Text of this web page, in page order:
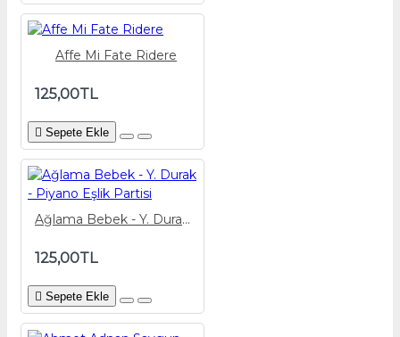
Affe Mi Fate Ridere
125,00TL
Sepete Ekle
Ağlama Bebek - Y. Durak - Piyano Eşlik Partisi
125,00TL
Sepete Ekle